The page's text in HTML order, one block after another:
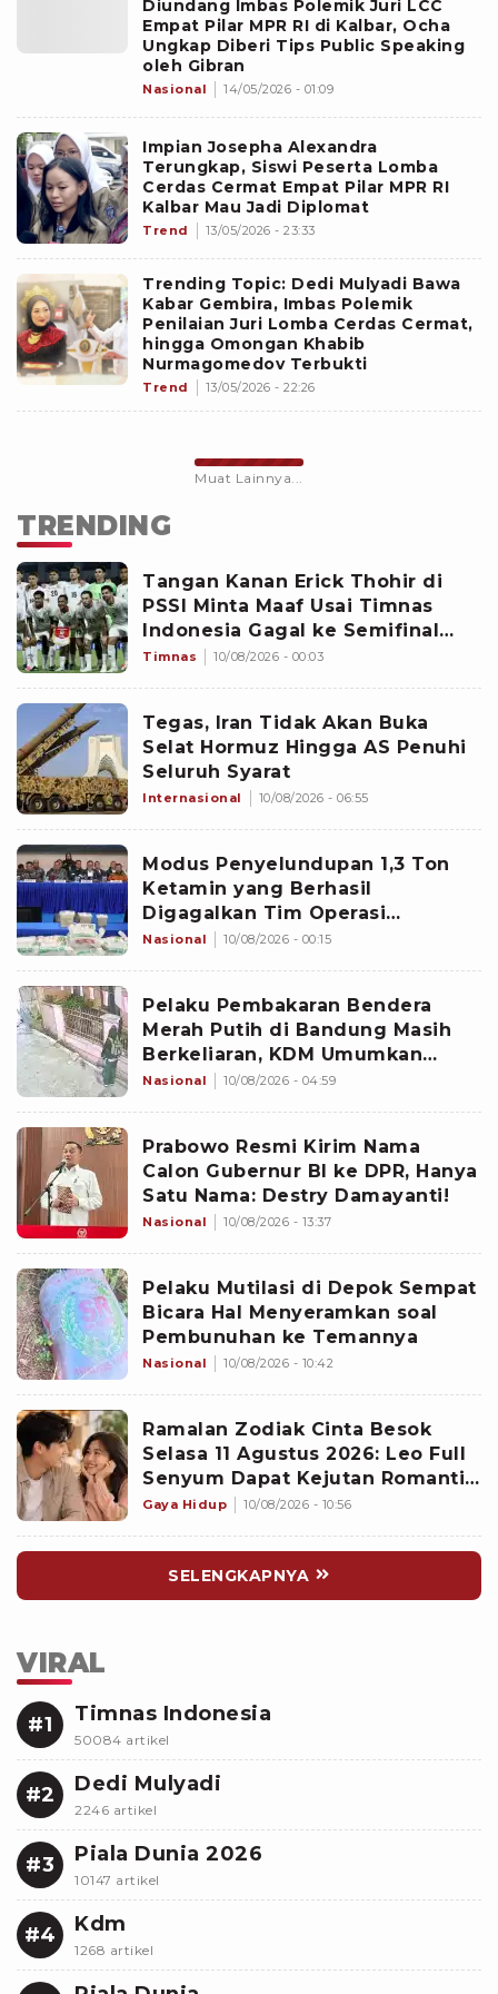
Diundang Imbas Polemik Juri LCC
Empat Pilar MPR RI di Kalbar, Ocha
Ungkap Diberi Tips Public Speaking
oleh Gibran
Nasional 14/05/2026 - 01:09
Impian Josepha Alexandra
Terungkap, Siswi Peserta Lomba
Cerdas Cermat Empat Pilar MPR RI
Kalbar Mau Jadi Diplomat
Trend 13/05/2026 - 23:33
Trending Topic: Dedi Mulyadi Bawa
Kabar Gembira, Imbas Polemik
Penilaian Juri Lomba Cerdas Cermat,
hingga Omongan Khabib
Nurmagomedov Terbukti
Trend 13/05/2026 - 22:26
Muat Lainnya...
TRENDING
Tangan Kanan Erick Thohir di
PSSI Minta Maaf Usai Timnas
Indonesia Gagal ke Semifinal
Piala AFF 2026: Jangan Hujat
Timnas 10/08/2026 - 00:03
Tegas, Iran Tidak Akan Buka
Selat Hormuz Hingga AS Penuhi
Seluruh Syarat
Internasional 10/08/2026 - 06:55
Modus Penyelundupan 1,3 Ton
Ketamin yang Berhasil
Digagalkan Tim Operasi
Gabungan di Perairan Natuna
Nasional 10/08/2026 - 00:15
Pelaku Pembakaran Bendera
Merah Putih di Bandung Masih
Berkeliaran, KDM Umumkan
Sayembara Berhadiah
Nasional 10/08/2026 - 04:59
Prabowo Resmi Kirim Nama
Calon Gubernur BI ke DPR, Hanya
Satu Nama: Destry Damayanti!
Nasional 10/08/2026 - 13:37
Pelaku Mutilasi di Depok Sempat
Bicara Hal Menyeramkan soal
Pembunuhan ke Temannya
Nasional 10/08/2026 - 10:42
Ramalan Zodiak Cinta Besok
Selasa 11 Agustus 2026: Leo Full
Senyum Dapat Kejutan Romantis,
Scorpio Waspada Ada Provokasi
Gaya Hidup 10/08/2026 - 10:56
SELENGKAPNYA
VIRAL
#1 Timnas Indonesia
50084 artikel
#2 Dedi Mulyadi
2246 artikel
#3 Piala Dunia 2026
10147 artikel
#4 Kdm
1268 artikel